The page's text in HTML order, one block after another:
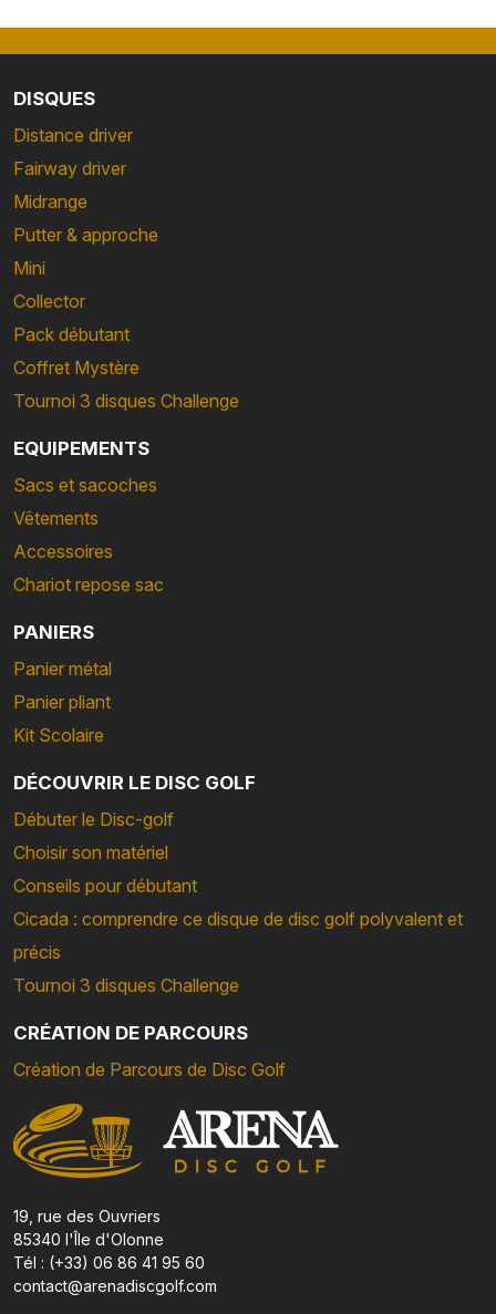
DISQUES
Distance driver
Fairway driver
Midrange
Putter & approche
Mini
Collector
Pack débutant
Coffret Mystère
Tournoi 3 disques Challenge
EQUIPEMENTS
Sacs et sacoches
Vêtements
Accessoires
Chariot repose sac
PANIERS
Panier métal
Panier pliant
Kit Scolaire
DÉCOUVRIR LE DISC GOLF
Débuter le Disc-golf
Choisir son matériel
Conseils pour débutant
Cicada : comprendre ce disque de disc golf polyvalent et
précis
Tournoi 3 disques Challenge
CRÉATION DE PARCOURS
Création de Parcours de Disc Golf
19, rue des Ouvriers
85340 l'Île d'Olonne
Tél : (+33) 06 86 41 95 60
contact@arenadiscgolf.com